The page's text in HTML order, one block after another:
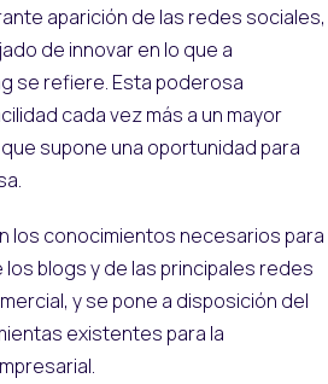
aparición de las redes sociales,
de innovar en lo que a
se refiere. Esta poderosa
cada vez más a un mayor
supone una oportunidad para
los conocimientos necesarios para
blogs y de las principales redes
y se pone a disposición del
existentes para la